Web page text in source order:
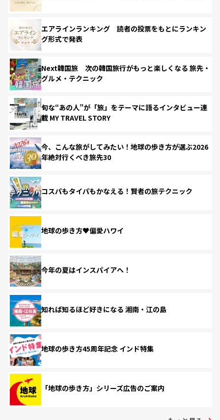
エアラインランキング 読者の投票をもとにランキン
グ形式で発表
Next韓国旅 次の韓国旅行がもっと楽しくなる 旅先・
グルメ・テクニック
旬な“あの人”が「旅」をテーマに語るインタビュー連
載 MY TRAVEL STORY
今、こんな旅がしてみたい！地球の歩き方が選ぶ2026
年絶対行くべき旅先30
コスパもタイパもかなえる！賢者の旅テクニック
地球の歩き方♥偏愛ハワイ
今年の夏はインスパイアへ！
知れば知るほど好きになる 湘南・江の島
地球の歩き方45周年記念 インド特集
「地球の歩き方」シリーズ広告のご案内